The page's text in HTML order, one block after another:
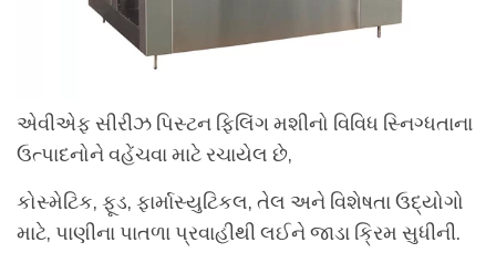
એવીએફ સીરીઝ પિસ્ટન ફિલિંગ મશીનો વિવિધ સ્નિગ્ધતાના
ઉત્પાદનોને વહેંચવા માટે રચાયેલ છે,
કોસ્મેટિક, ફૂડ, ફાર્માસ્યુટિકલ, તેલ અને વિશેષતા ઉદ્યોગો
માટે, પાણીના પાતળા પ્રવાહીથી લઈને જાડા ક્રિમ સુધીની.